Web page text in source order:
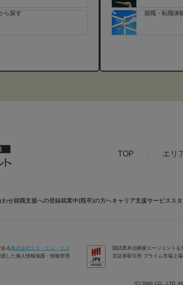
ら探す 就職・転職体
TOP エリ
わせ就職支援への登録就業中(既卒)の方へキャリア支援サービスス
る株式会社エス・エム・エス
した個人情報保護・情報管理
国試黒本治療家エージェントを
京証券取引所 プライム市場上場
(C) SMS CO., LTD.